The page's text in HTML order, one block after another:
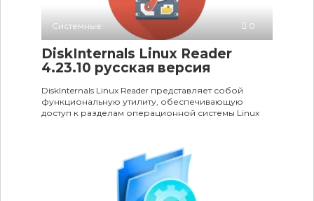
Системные 0
DiskInternals Linux Reader
4.23.10 русская версия
DiskInternals Linux Reader представляет собой
функциональную утилиту, обеспечивающую
доступ к разделам операционной системы Linux